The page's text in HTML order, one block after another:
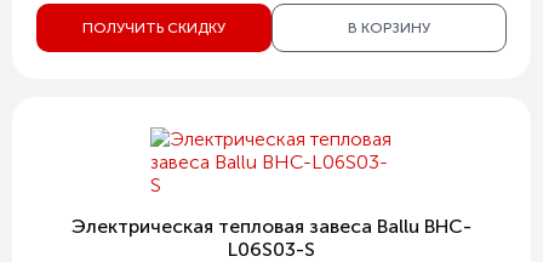
ПОЛУЧИТЬ СКИДКУ В КОРЗИНУ
Электрическая тепловая завеса Ballu BHC-
L06S03-S